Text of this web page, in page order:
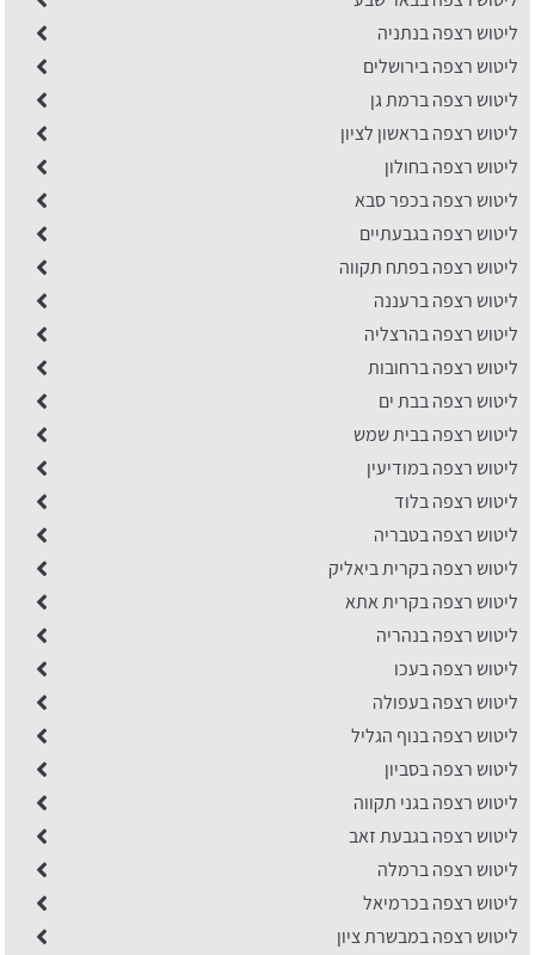
ליטוש רצפה בנתניה
ליטוש רצפה בירושלים
ליטוש רצפה ברמת גן
ליטוש רצפה בראשון לציון
ליטוש רצפה בחולון
ליטוש רצפה בכפר סבא
ליטוש רצפה בגבעתיים
ליטוש רצפה בפתח תקווה
ליטוש רצפה ברעננה
ליטוש רצפה בהרצליה
ליטוש רצפה ברחובות
ליטוש רצפה בבת ים
ליטוש רצפה בבית שמש
ליטוש רצפה במודיעין
ליטוש רצפה בלוד
ליטוש רצפה בטבריה
ליטוש רצפה בקרית ביאליק
ליטוש רצפה בקרית אתא
ליטוש רצפה בנהריה
ליטוש רצפה בעכו
ליטוש רצפה בעפולה
ליטוש רצפה בנוף הגליל
ליטוש רצפה בסביון
ליטוש רצפה בגני תקווה
ליטוש רצפה בגבעת זאב
ליטוש רצפה ברמלה
ליטוש רצפה בכרמיאל
ליטוש רצפה במבשרת ציון